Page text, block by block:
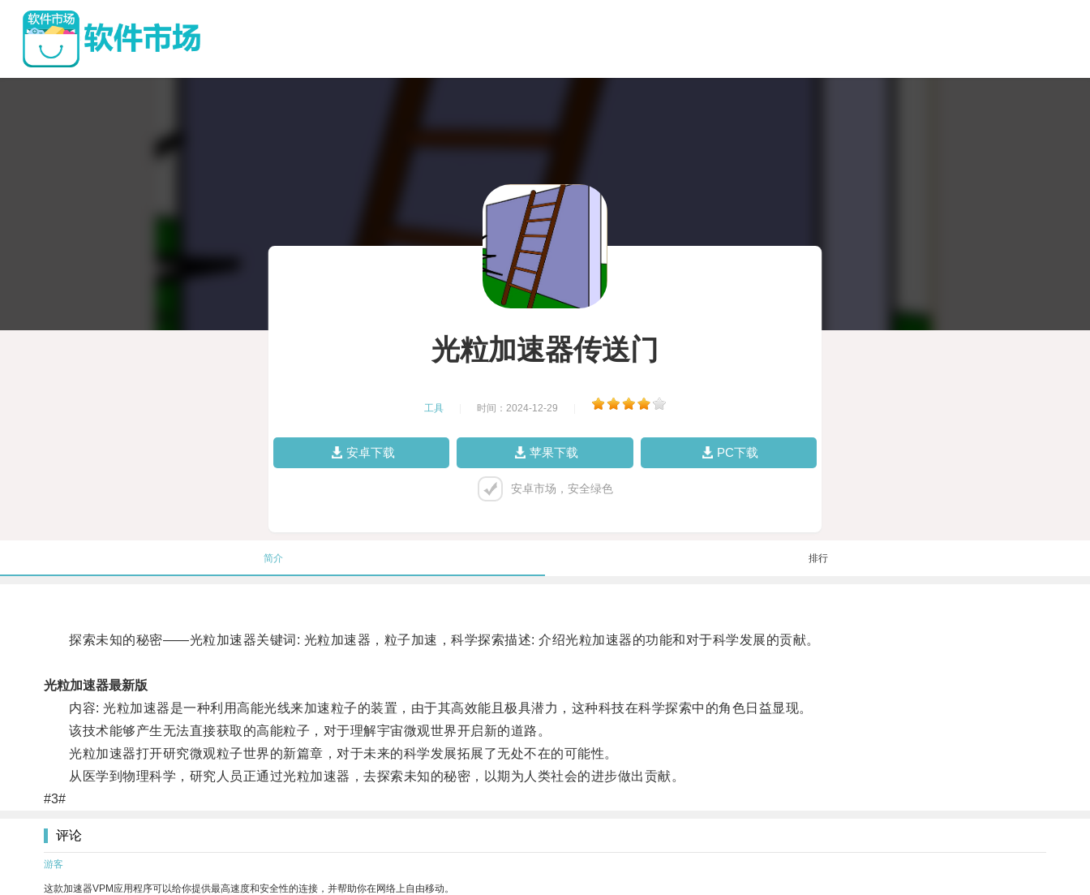
光粒加速器传送门
工具 时间：2024-12-29
安卓下载 苹果下载 PC下载
安卓市场，安全绿色
简介 排行
探索未知的秘密——光粒加速器关键词: 光粒加速器，粒子加速，科学探索描述: 介绍光粒加速器的功能和对于科学发展的贡献。
光粒加速器最新版
内容: 光粒加速器是一种利用高能光线来加速粒子的装置，由于其高效能且极具潜力，这种科技在科学探索中的角色日益显现。
该技术能够产生无法直接获取的高能粒子，对于理解宇宙微观世界开启新的道路。
光粒加速器打开研究微观粒子世界的新篇章，对于未来的科学发展拓展了无处不在的可能性。
从医学到物理科学，研究人员正通过光粒加速器，去探索未知的秘密，以期为人类社会的进步做出贡献。
#3#
评论
游客
这款加速器VPM应用程序可以给你提供最高速度和安全性的连接，并帮助你在网络上自由移动。